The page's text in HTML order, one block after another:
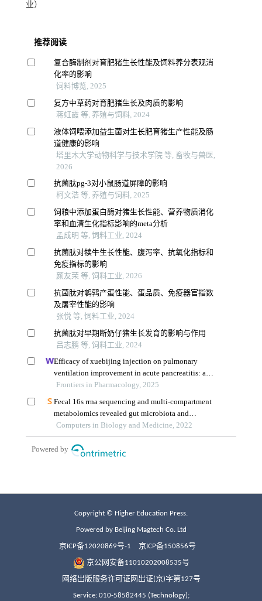
业）
Copyright © Higher Education Press.
Powered by Beijing Magtech Co. Ltd
京ICP备12020869号-1 京ICP备150856号
京公网安备11010202008535号
网络出版服务许可证网出证(京)字第127号
Service: 010-58582445 (Technology);